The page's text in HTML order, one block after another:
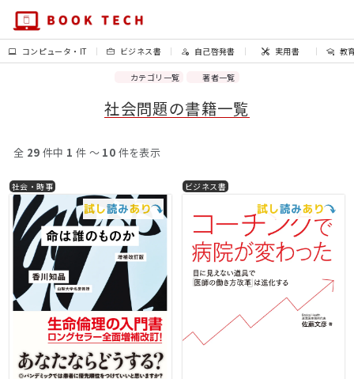
コンピュータ・IT ビジネス書 自己啓発書 実用書 教
カテゴリ一覧 著者一覧
社会問題の書籍一覧
全 29 件中 1 件 〜 10 件を表示
社会・時事 ビジネス書